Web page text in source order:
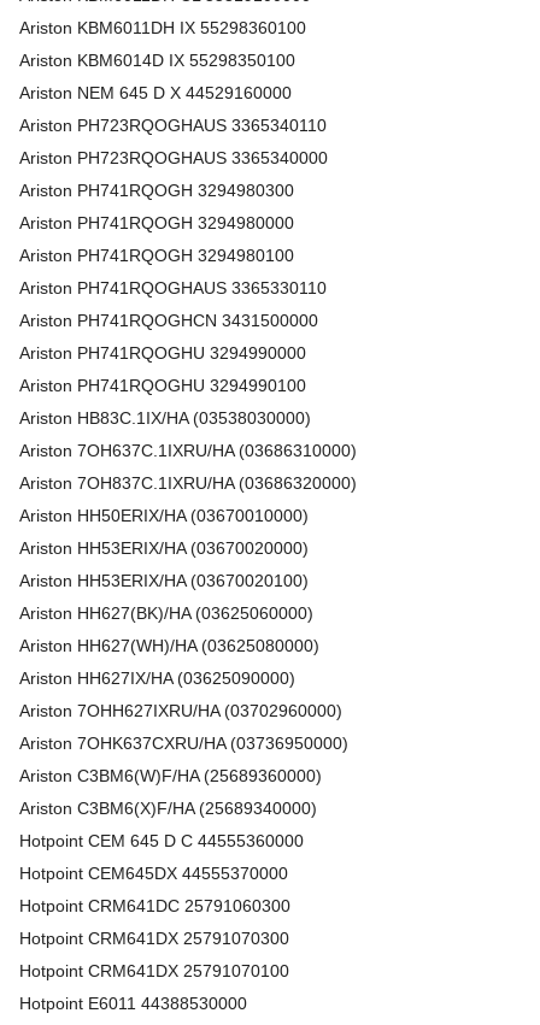
Ariston KBM6011DH IX 55298360100
Ariston KBM6014D IX 55298350100
Ariston NEM 645 D X 44529160000
Ariston PH723RQOGHAUS 3365340110
Ariston PH723RQOGHAUS 3365340000
Ariston PH741RQOGH 3294980300
Ariston PH741RQOGH 3294980000
Ariston PH741RQOGH 3294980100
Ariston PH741RQOGHAUS 3365330110
Ariston PH741RQOGHCN 3431500000
Ariston PH741RQOGHU 3294990000
Ariston PH741RQOGHU 3294990100
Ariston HB83C.1IX/HA (03538030000)
Ariston 7OH637C.1IXRU/HA (03686310000)
Ariston 7OH837C.1IXRU/HA (03686320000)
Ariston HH50ERIX/HA (03670010000)
Ariston HH53ERIX/HA (03670020000)
Ariston HH53ERIX/HA (03670020100)
Ariston HH627(BK)/HA (03625060000)
Ariston HH627(WH)/HA (03625080000)
Ariston HH627IX/HA (03625090000)
Ariston 7OHH627IXRU/HA (03702960000)
Ariston 7OHK637CXRU/HA (03736950000)
Ariston C3BM6(W)F/HA (25689360000)
Ariston C3BM6(X)F/HA (25689340000)
Hotpoint CEM 645 D C 44555360000
Hotpoint CEM645DX 44555370000
Hotpoint CRM641DC 25791060300
Hotpoint CRM641DX 25791070300
Hotpoint CRM641DX 25791070100
Hotpoint E6011 44388530000